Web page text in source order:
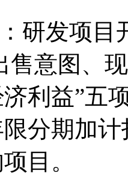
发项目
售意图、
利益”五
分期加
目。